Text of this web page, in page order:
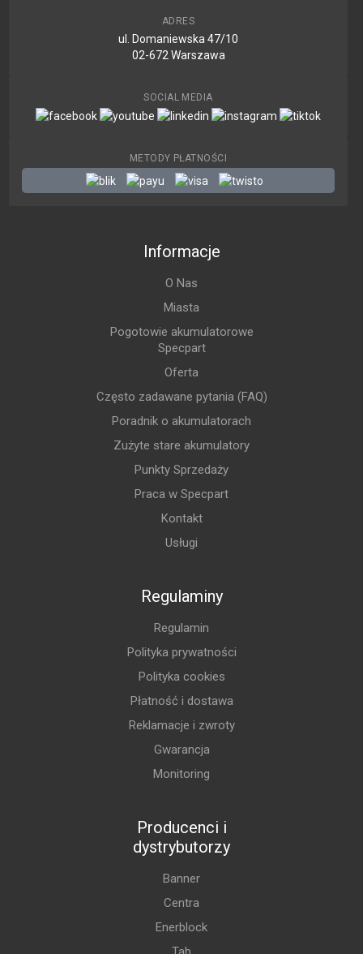
ADRES
ul. Domaniewska 47/10
02-672 Warszawa
SOCIAL MEDIA
METODY PŁATNOŚCI
Informacje
O Nas
Miasta
Pogotowie akumulatorowe
Specpart
Oferta
Często zadawane pytania (FAQ)
Poradnik o akumulatorach
Zużyte stare akumulatory
Punkty Sprzedaży
Praca w Specpart
Kontakt
Usługi
Regulaminy
Regulamin
Polityka prywatności
Polityka cookies
Płatność i dostawa
Reklamacje i zwroty
Gwarancja
Monitoring
Producenci i
dystrybutorzy
Banner
Centra
Enerblock